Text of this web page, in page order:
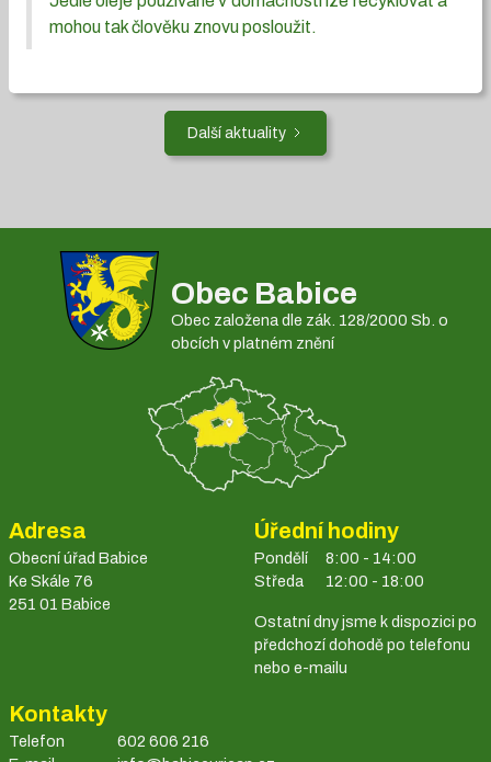
mohou tak člověku znovu posloužit.
Další aktuality
Obec Babice
Obec založena dle zák. 128/2000 Sb. o
obcích v platném znění
Adresa
Obecní úřad Babice
Ke Skále 76
251 01 Babice
Úřední hodiny
Pondělí
Středa
8:00 - 14:00
12:00 - 18:00
Ostatní dny jsme k dispozici po
předchozí dohodě po telefonu
nebo e-mailu
Kontakty
Telefon
602 606 216